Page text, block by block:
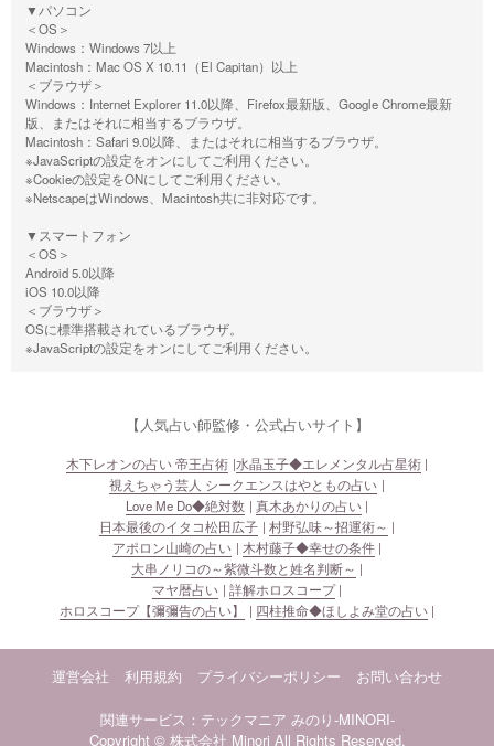
▼パソコン
＜OS＞
Windows：Windows 7以上
Macintosh：Mac OS X 10.11（El Capitan）以上
＜ブラウザ＞
Windows：Internet Explorer 11.0以降、Firefox最新版、Google Chrome最新
版、またはそれに相当するブラウザ。
Macintosh：Safari 9.0以降、またはそれに相当するブラウザ。
※JavaScriptの設定をオンにしてご利用ください。
※Cookieの設定をONにしてご利用ください。
※NetscapeはWindows、Macintosh共に非対応です。
▼スマートフォン
＜OS＞
Android 5.0以降
iOS 10.0以降
＜ブラウザ＞
OSに標準搭載されているブラウザ。
※JavaScriptの設定をオンにしてご利用ください。
【人気占い師監修・公式占いサイト】
木下レオンの占い 帝王占術 水晶玉子◆エレメンタル占星術
視えちゃう芸人 シークエンスはやともの占い
Love Me Do◆絶対数
真木あかりの占い
日本最後のイタコ松田広子
村野弘味～招運術～
アポロン山崎の占い
木村藤子◆幸せの条件
大串ノリコの～紫微斗数と姓名判断～
マヤ暦占い
詳解ホロスコープ
ホロスコープ【彌彌告の占い】
四柱推命◆ほしよみ堂の占い
運営会社 利用規約 プライバシーポリシー お問い合わせ
関連サービス：テックマニア みのり-MINORI-
Copyright © 株式会社 Minori All Rights Reserved.